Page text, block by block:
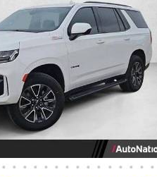
• • • • • • • • • • • • • • •